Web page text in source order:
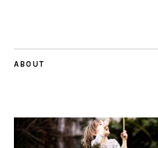
ABOUT